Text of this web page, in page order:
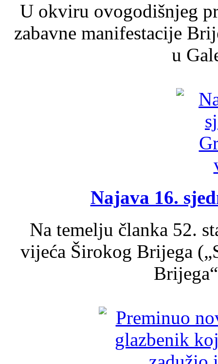
U okviru ovogodišnjeg
zabavne manifestacije
u
Najava 16.
Na temelju članka 52.
vijeća Širokog Brijega